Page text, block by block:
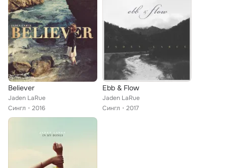
Believer
Jaden LaRue
Сингл
2016
Ebb & Flow
Jaden LaRue
Сингл
2017